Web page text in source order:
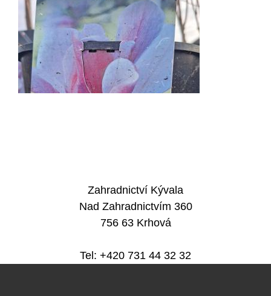
Zahradnictví Kývala
Nad Zahradnictvím 360
756 63 Krhová
Tel: +420 731 44 32 32